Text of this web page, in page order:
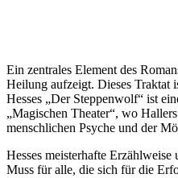
Ein zentrales Element des
Heilung aufzeigt. Dieses Traktat
Hesses „Der Steppenwolf“ ist
„Magischen Theater“, wo
menschlichen Psyche und der
Hesses meisterhafte
Muss für alle, die sich für die